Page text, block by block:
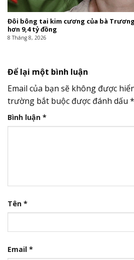
Đôi bông tai kim cương của bà
hơn 9,4 tỷ đồng
8 Tháng 8, 2026
Để lại một bình luận
Email của bạn sẽ không được
trường bắt buộc được đánh dấu *
Bình luận *
Tên *
Email *